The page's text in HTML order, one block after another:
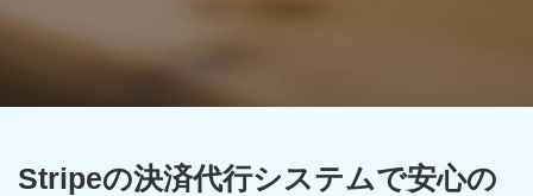
Stripeの決済代行システムで安心の